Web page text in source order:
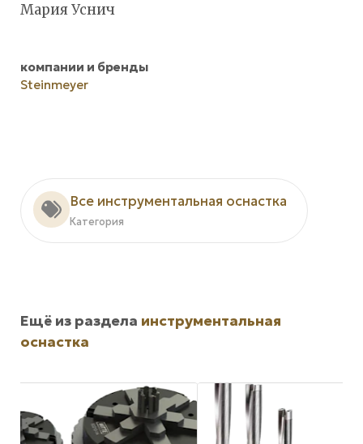
Мария Уснич
компании и бренды
Steinmeyer
Все инструментальная оснастка
Категория
Ещё из раздела инструментальная
оснастка